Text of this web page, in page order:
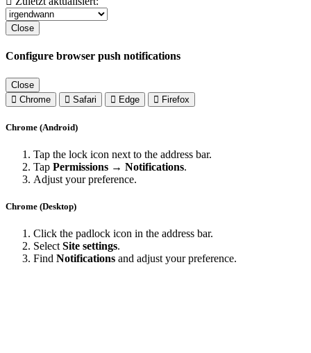
Close
Configure browser push notifications
Close
Chrome
Safari Edge Firefox
Chrome (Android)
Tap the lock icon next to the address bar.
Tap Permissions → Notifications.
Adjust your preference.
Chrome (Desktop)
Click the padlock icon in the address bar.
Select Site settings.
Find Notifications and adjust your preference.